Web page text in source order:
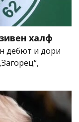
халф
дебют и дори